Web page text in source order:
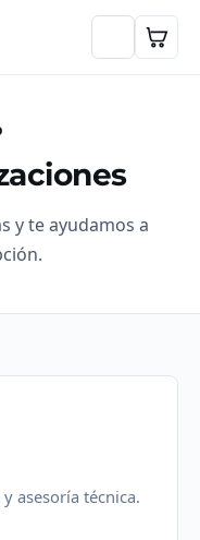
y te ayudamos a
asesoría técnica.